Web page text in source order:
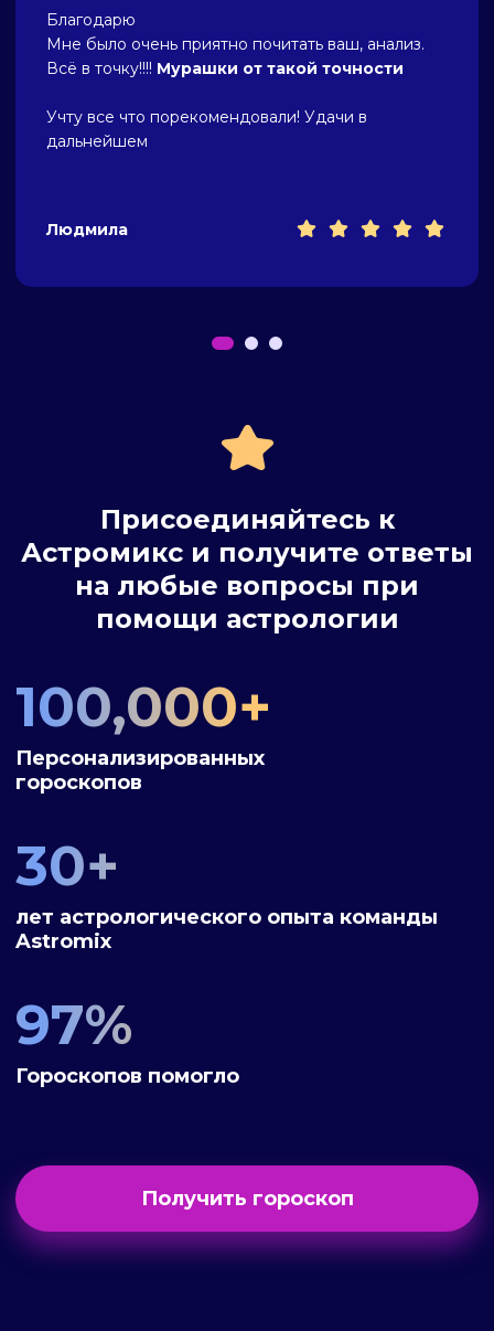
Благодарю
Мне было очень приятно почитать ваш, анализ.
Всё в точку!!!! Мурашки от такой точности
Учту все что порекомендовали! Удачи в
дальнейшем
Людмила
Присоединяйтесь к
Астромикс и получите ответы
на любые вопросы при
помощи астрологии
100,000+
Персонализированных
гороскопов
30+
лет астрологического опыта команды
Astromix
97%
Гороскопов помогло
Получить гороскоп